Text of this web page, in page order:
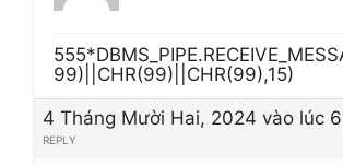
99)||CHR(99)||CHR(99),15)
4 Tháng Mười Hai, 2024 vào lúc
REPLY